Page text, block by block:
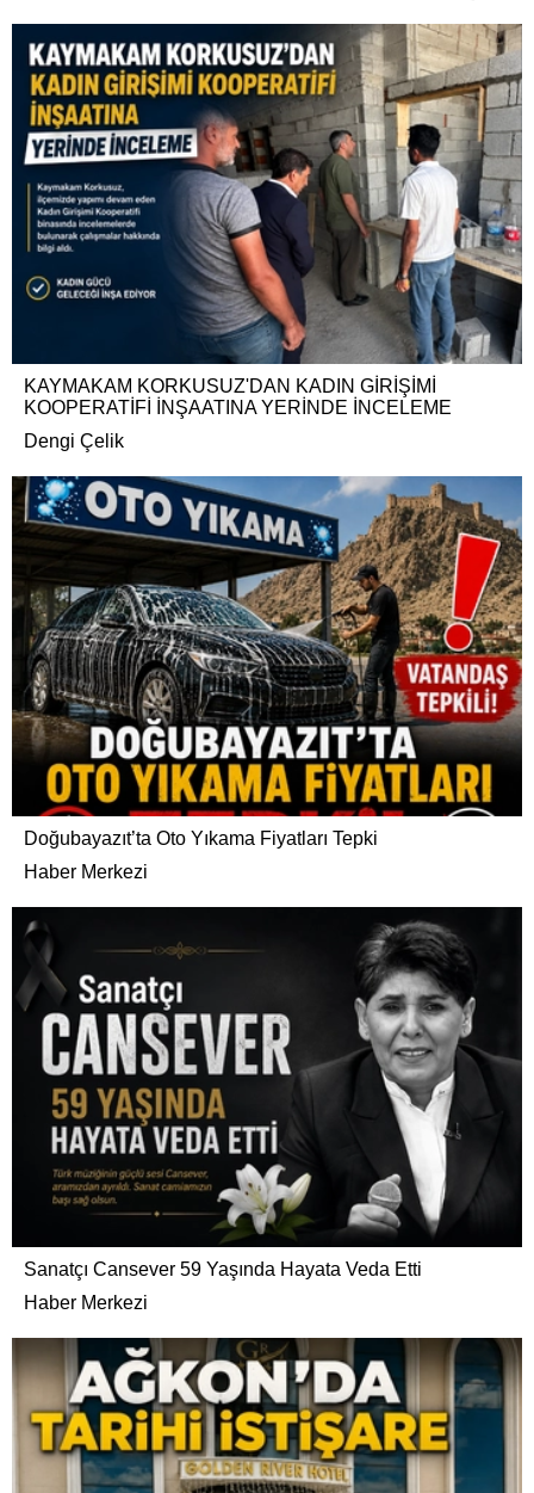
KAYMAKAM KORKUSUZ'DAN KADIN GİRİŞİMİ
KOOPERATİFİ İNŞAATINA YERİNDE İNCELEME
Dengi Çelik
Doğubayazıt’ta Oto Yıkama Fiyatları Tepki
Haber Merkezi
Sanatçı Cansever 59 Yaşında Hayata Veda Etti
Haber Merkezi